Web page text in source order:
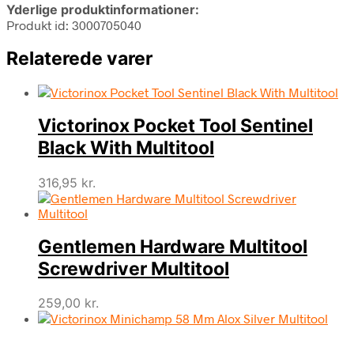
Yderlige produktinformationer:
Produkt id: 3000705040
Relaterede varer
Victorinox Pocket Tool Sentinel
Black With Multitool
316,95 kr.
Gentlemen Hardware Multitool
Screwdriver Multitool
259,00 kr.